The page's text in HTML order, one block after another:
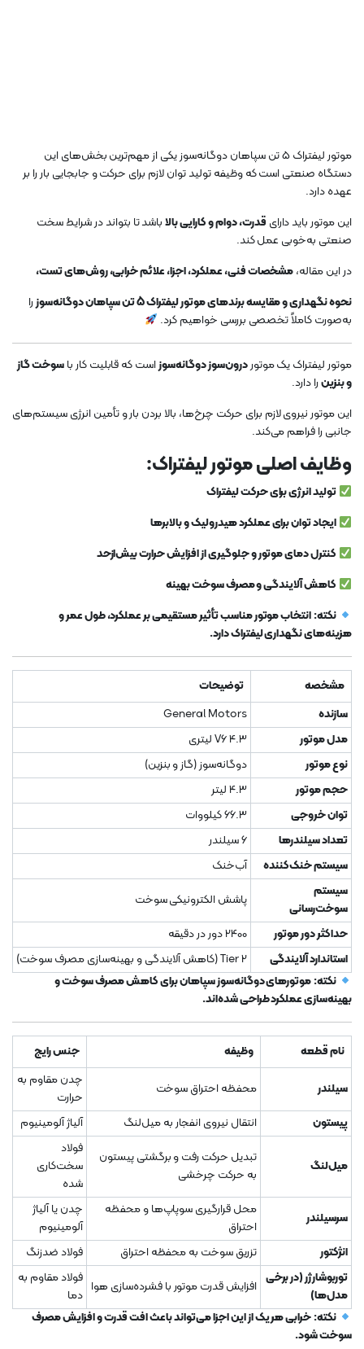
موتور لیفتراک 5 تن سپاهان دوگانه‌سوز یکی از مهم‌ترین بخش‌های این
دستگاه صنعتی است که وظیفه تولید توان لازم برای حرکت و جابجایی بار را بر
عهده دارد.
این موتور باید دارای قدرت، دوام و کارایی بالاباشد تا بتواند در شرایط سخت
صنعتی به‌خوبی عمل کند.
در این مقاله،مشخصات فنی، عملکرد، اجزا، علائم خرابی، روش‌های تست،
نحوه نگهداری و مقایسه برندهای موتور لیفتراک 5 تن سپاهان دوگانه‌سوز
را
به‌صورت کاملاً تخصصی بررسی خواهیم کرد.
موتور لیفتراک یک موتوردرون‌سوز دوگانه‌سوزاست که قابلیت کار باسوخت گاز
و بنزینرا دارد.
این موتور نیروی لازم برای حرکت چرخ‌ها، بالا بردن بار و تأمین انرژی سیستم‌های
جانبی را فراهم می‌کند.
وظایف اصلی موتور لیفتراک:
تولید انرژی برای حرکت لیفتراک
ایجاد توان برای عملکرد هیدرولیک و بالابرها
کنترل دمای موتور و جلوگیری از افزایش حرارت بیش‌ازحد
کاهش آلایندگی و مصرف سوخت بهینه
نکته:انتخاب موتور مناسب تأثیر مستقیمی بر عملکرد، طول عمر و
هزینه‌های نگهداری لیفتراک دارد.
مشخصه
توضیحات
سازنده
General Motors
مدل موتور
V6 4.3 لیتری
نوع موتور
دوگانه‌سوز (گاز و بنزین)
حجم موتور
4.3 لیتر
توان خروجی
66.3 کیلووات
تعداد سیلندرها
6 سیلندر
سیستم خنک‌کننده
آب‌خنک
سیستم
سوخت‌رسانی
پاشش الکترونیکی سوخت
حداکثر دور موتور
2400 دور در دقیقه
استاندارد آلایندگی
Tier 2 (کاهش آلایندگی و بهینه‌سازی مصرف سوخت)
نکته:موتورهای دوگانه‌سوز سپاهان برای کاهش مصرف سوخت و
بهینه‌سازی عملکرد طراحی شده‌اند.
نام قطعه وظیفه جنس رایج
سیلندر محفظه احتراق سوخت
چدن مقاوم به
حرارت
پیستون
انتقال نیروی انفجار به میل‌لنگ آلیاژ آلومینیوم
میل‌لنگ
تبدیل حرکت رفت و برگشتی پیستون
به حرکت چرخشی
فولاد
سخت‌کاری
شده
سرسیلندر
محل قرارگیری سوپاپ‌ها و محفظه
احتراق
چدن یا آلیاژ
آلومینیوم
انژکتور
تزریق سوخت به محفظه احتراق
فولاد ضدزنگ
توربوشارژر (در برخی
مدل‌ها)
افزایش قدرت موتور با فشرده‌سازی هوا
فولاد مقاوم به
دما
نکته:خرابی هر یک از این اجزا می‌تواند باعث افت قدرت و افزایش مصرف
سوخت شود.